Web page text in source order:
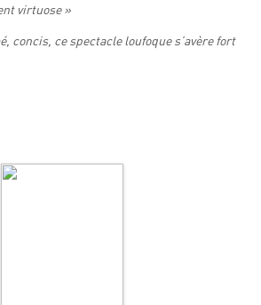
virtuose »
concis, ce spectacle loufoque s’avère fort